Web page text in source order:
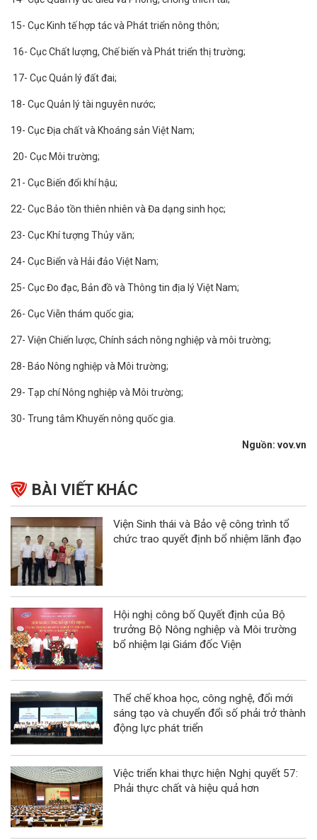
15- Cục Kinh tế hợp tác và Phát triển nông thôn;
16- Cục Chất lượng, Chế biến và Phát triển thị trường;
17- Cục Quản lý đất đai;
18- Cục Quản lý tài nguyên nước;
19- Cục Địa chất và Khoáng sản Việt Nam;
20- Cục Môi trường;
21- Cục Biến đổi khí hậu;
22- Cục Bảo tồn thiên nhiên và Đa dạng sinh học;
23- Cục Khí tượng Thủy văn;
24- Cục Biển và Hải đảo Việt Nam;
25- Cục Đo đạc, Bản đồ và Thông tin địa lý Việt Nam;
26- Cục Viễn thám quốc gia;
27- Viện Chiến lược, Chính sách nông nghiệp và môi trường;
28- Báo Nông nghiệp và Môi trường;
29- Tạp chí Nông nghiệp và Môi trường;
30- Trung tâm Khuyến nông quốc gia.
Nguồn: vov.vn
BÀI VIẾT KHÁC
Viện Sinh thái và Bảo vệ công trình tổ
chức trao quyết định bổ nhiệm lãnh đạo
Hội nghị công bố Quyết định của Bộ
trưởng Bộ Nông nghiệp và Môi trường
bổ nhiệm lại Giám đốc Viện
Thể chế khoa học, công nghệ, đổi mới
sáng tạo và chuyển đổi số phải trở thành
động lực phát triển
Việc triển khai thực hiện Nghị quyết 57:
Phải thực chất và hiệu quả hơn